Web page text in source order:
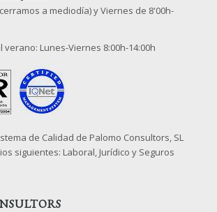
a mediodía) y Viernes de 8'00h-
Lunes-Viernes 8:00h-14:00h
de Calidad de Palomo Consultors, SL
siguientes: Laboral, Jurídico y Seguros